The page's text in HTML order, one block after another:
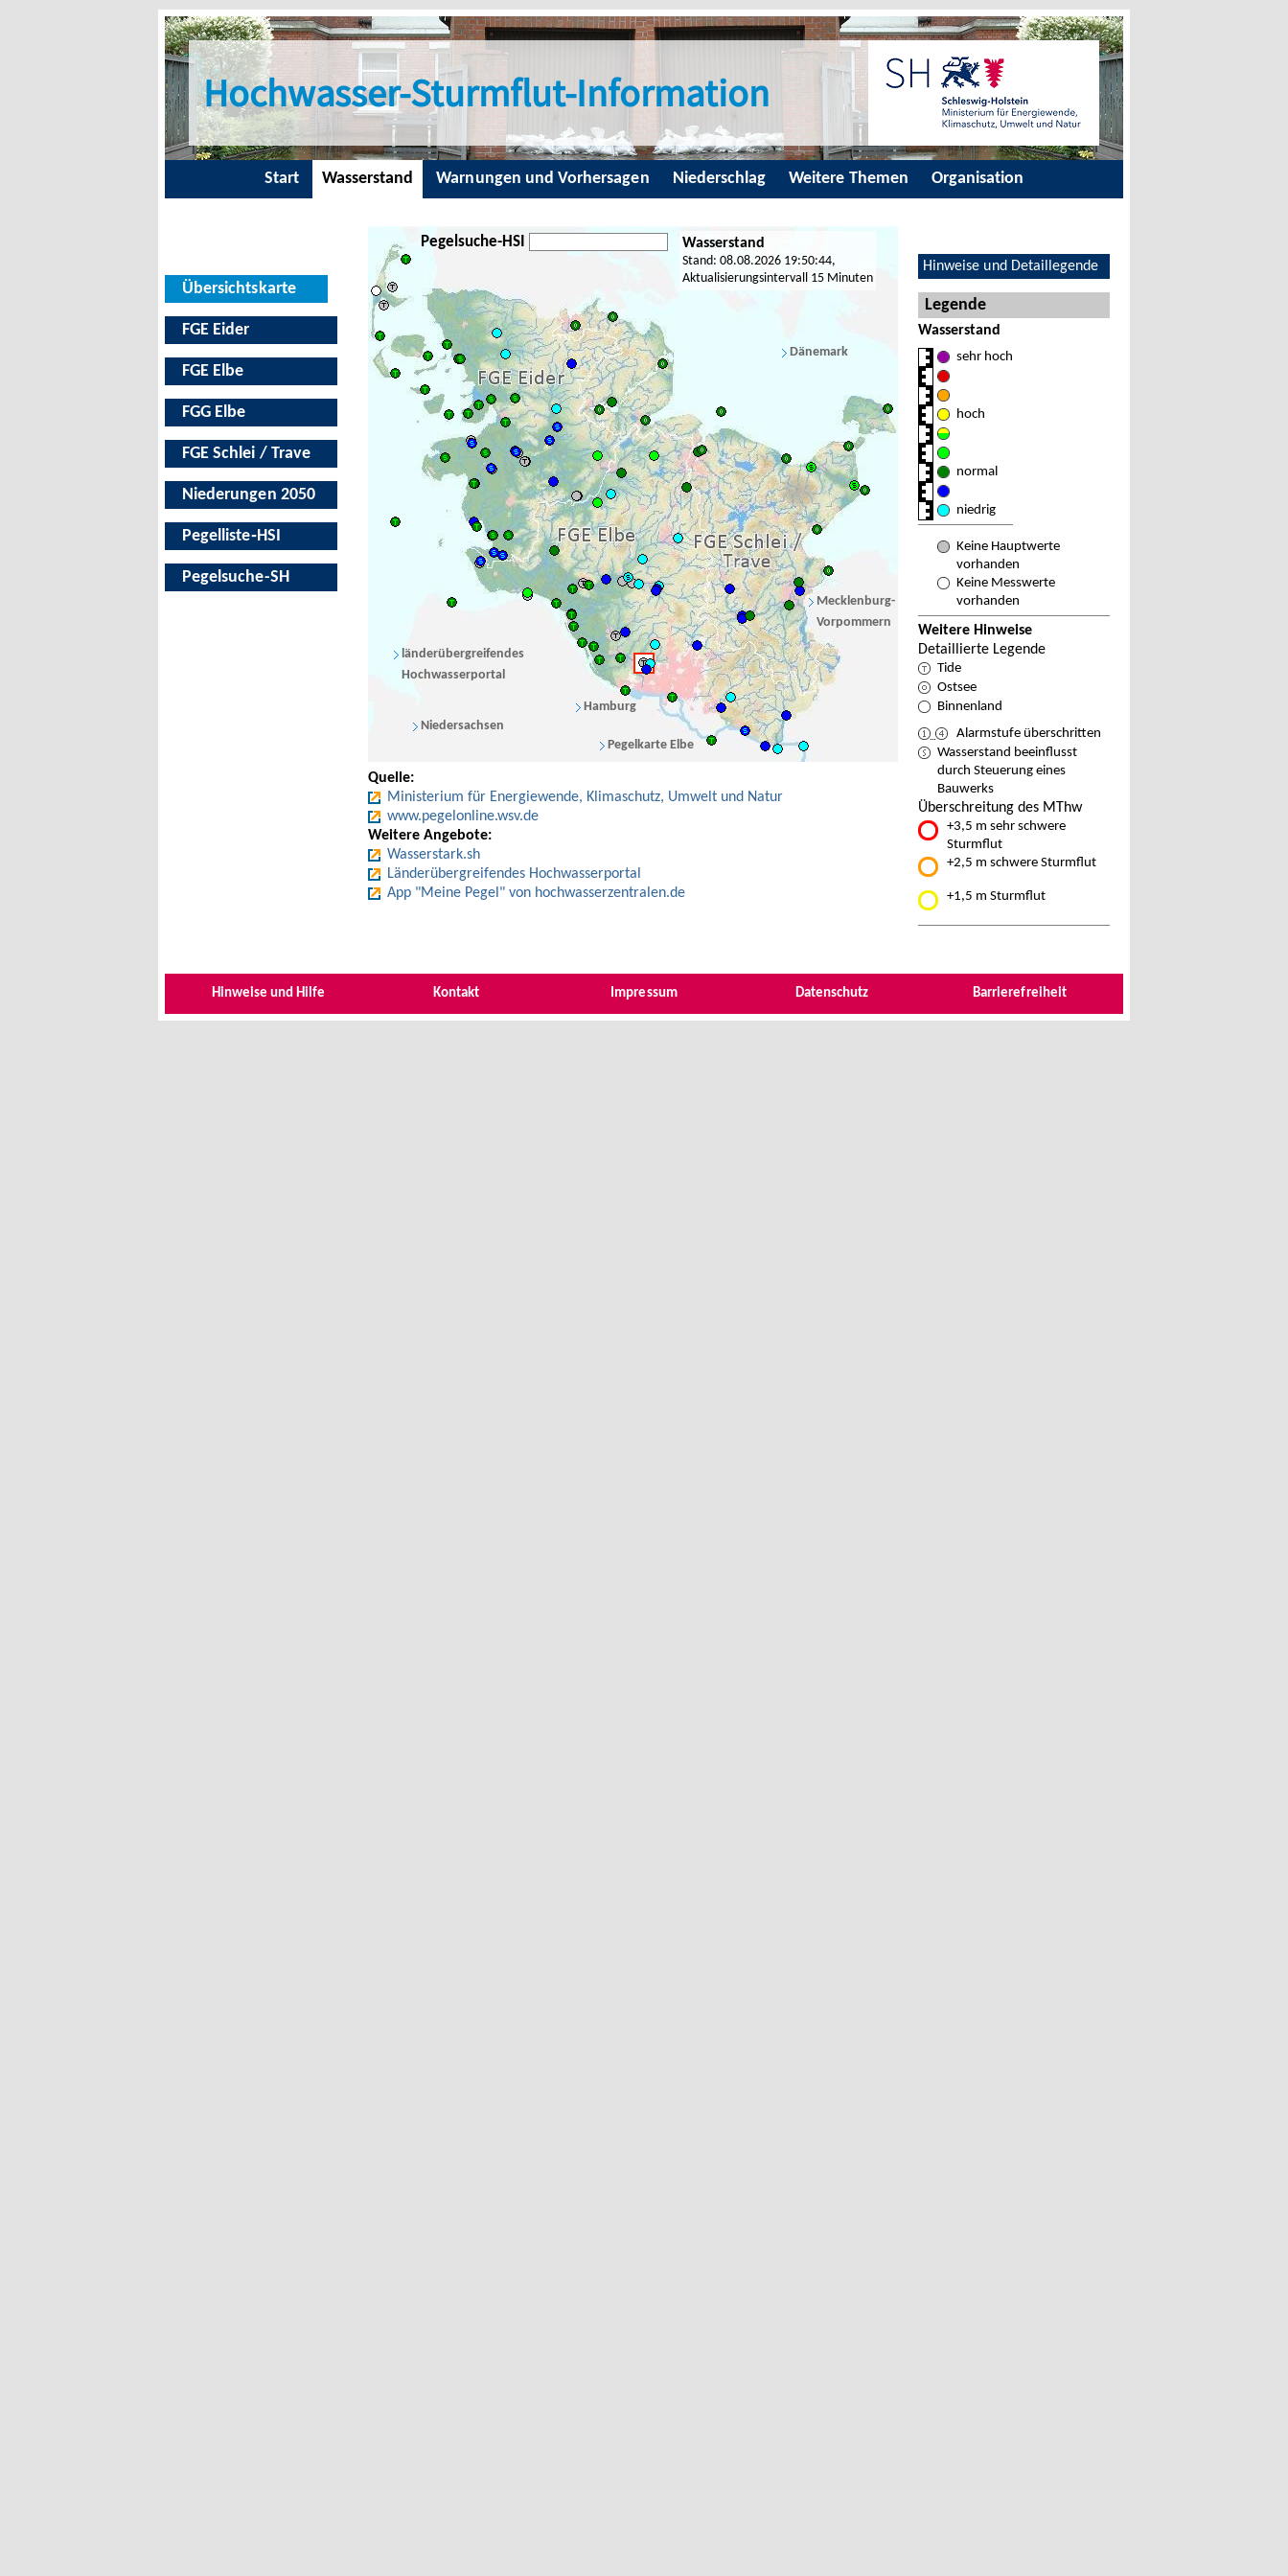
Hochwasser-Sturmflut-Information
Start Wasserstand Warnungen und Vorhersagen Niederschlag Weitere Themen Organisation
Übersichtskarte
FGE Eider
FGE Elbe
FGG Elbe
FGE Schlei / Trave
Niederungen 2050
Pegelliste‑HSI
Pegelsuche-SH
Pegelsuche-HSI Wasserstand
Stand: 08.08.2026 19:50:44,
Aktualisierungsintervall 15 Minuten
Pegelkarte Elbe
Niedersachsen
Hamburg
Mecklenburg-
Vorpommern
länderübergreifendes
Hochwasserportal
Dänemark
Quelle:
Ministerium für Energiewende, Klimaschutz, Umwelt und Natur
www.pegelonline.wsv.de
Weitere Angebote:
Wasserstark.sh
Länderübergreifendes Hochwasserportal
App "Meine Pegel" von hochwasserzentralen.de
Hinweise und Detaillegende
Legende
Wasserstand
sehr hoch
hoch
normal
niedrig
Keine Hauptwerte
vorhanden
Keine Messwerte
vorhanden
Weitere Hinweise
Detaillierte Legende
Tide
Ostsee
Binnenland
Alarmstufe überschritten
Wasserstand beeinflusst
durch Steuerung eines
Bauwerks
Überschreitung des MThw
+3,5 m sehr schwere
Sturmflut
+2,5 m schwere Sturmflut
+1,5 m Sturmflut
Hinweise und Hilfe Kontakt Impressum Datenschutz Barrierefreiheit